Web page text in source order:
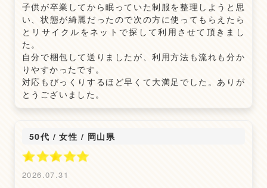
子供が卒業してから眠っていた制服を整理しようと思
い、状態が綺麗だったので次の方に使ってもらえたら
とリサイクルをネットで探して利用させて頂きまし
た。
自分で梱包して送りましたが、利用方法も流れも分か
りやすかったです。
対応もびっくりするほど早くて大満足でした。ありが
とうございました。
50代 / 女性 / 岡山県
2026.07.31